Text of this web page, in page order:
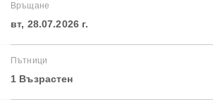
Връщане
вт, 28.07.2026 г.
Пътници
1 Възрастен